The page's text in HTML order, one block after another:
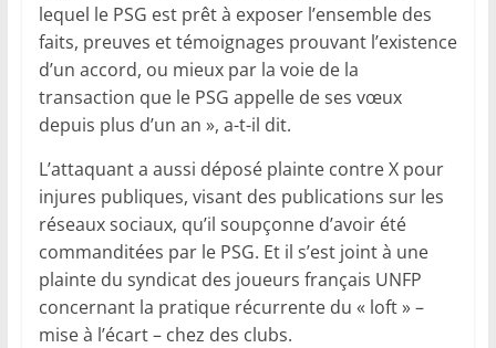
lequel le PSG est prêt à exposer l’ensemble des
faits, preuves et témoignages prouvant l’existence
d’un accord, ou mieux par la voie de la
transaction que le PSG appelle de ses vœux
depuis plus d’un an », a-t-il dit.
L’attaquant a aussi déposé plainte contre X pour
injures publiques, visant des publications sur les
réseaux sociaux, qu’il soupçonne d’avoir été
commanditées par le PSG. Et il s’est joint à une
plainte du syndicat des joueurs français UNFP
concernant la pratique récurrente du « loft » –
mise à l’écart – chez des clubs.